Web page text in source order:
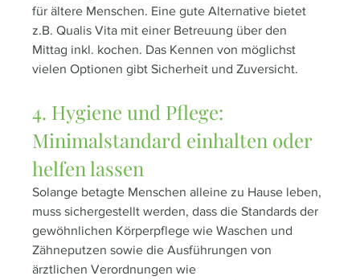
für ältere Menschen. Eine gute Alternative bietet
z.B. Qualis Vita mit einer Betreuung über den
Mittag inkl. kochen. Das Kennen von möglichst
vielen Optionen gibt Sicherheit und Zuversicht.
4. Hygiene und Pflege:
Minimalstandard einhalten oder
helfen lassen
Solange betagte Menschen alleine zu Hause leben,
muss sichergestellt werden, dass die Standards der
gewöhnlichen Körperpflege wie Waschen und
Zähneputzen sowie die Ausführungen von
ärztlichen Verordnungen wie